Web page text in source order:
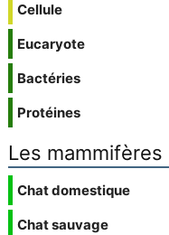
Cellule
Eucaryote
Bactéries
Protéines
Les mammifères
Chat domestique
Chat sauvage